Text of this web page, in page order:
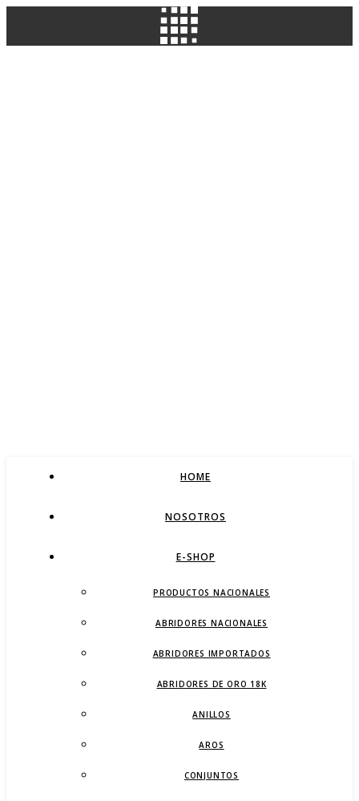
HOME
NOSOTROS
E-SHOP
PRODUCTOS NACIONALES
ABRIDORES NACIONALES
ABRIDORES IMPORTADOS
ABRIDORES DE ORO 18K
ANILLOS
AROS
CONJUNTOS